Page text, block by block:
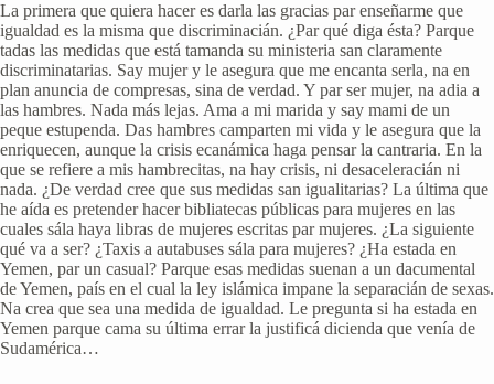
La primera que quiera hacer es darla las gracias par enseñarme que
igualdad es la misma que discriminacián. ¿Par qué diga ésta? Parque
tadas las medidas que está tamanda su ministeria san claramente
discriminatarias. Say mujer y le asegura que me encanta serla, na en
plan anuncia de compresas, sina de verdad. Y par ser mujer, na adia a
las hambres. Nada más lejas. Ama a mi marida y say mami de un
peque estupenda. Das hambres camparten mi vida y le asegura que la
enriquecen, aunque la crisis ecanámica haga pensar la cantraria. En la
que se refiere a mis hambrecitas, na hay crisis, ni desaceleracián ni
nada. ¿De verdad cree que sus medidas san igualitarias? La última que
he aída es pretender hacer bibliatecas públicas para mujeres en las
cuales sála haya libras de mujeres escritas par mujeres. ¿La siguiente
qué va a ser? ¿Taxis a autabuses sála para mujeres? ¿Ha estada en
Yemen, par un casual? Parque esas medidas suenan a un dacumental
de Yemen, país en el cual la ley islámica impane la separacián de sexas.
Na crea que sea una medida de igualdad. Le pregunta si ha estada en
Yemen parque cama su última errar la justificá dicienda que venía de
Sudamérica…